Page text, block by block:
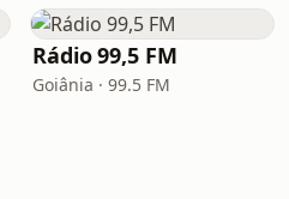
Rádio 99,5 FM
Goiânia · 99.5 FM